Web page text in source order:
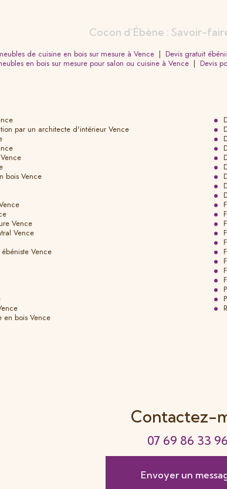
Cocon d’Ébène : Savoir-
de cuisine en bois sur mesure à Vence| Devis gratuit
en bois sur mesure pour salon ou cuisine à Vence | Devis
par un architecte d'intérieur Vence
bois Vence
Vence
Vence
Vence
en bois Vence
Contactez-
07 69 86 33 96
Envoyer un